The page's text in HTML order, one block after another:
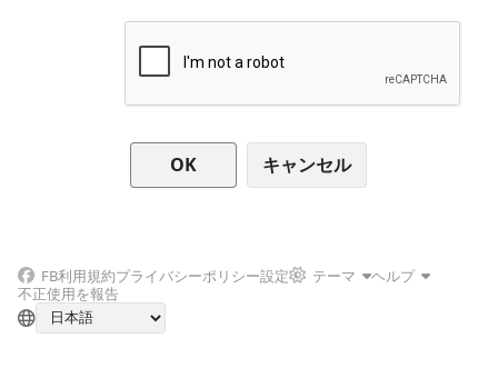
キャンセル
FB利用規約プライバシーポリシー設定 テーマ
ヘルプ
不正使用を報告